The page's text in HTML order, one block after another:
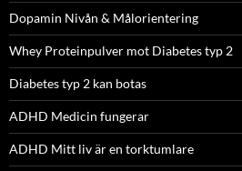
Dopamin Nivån & Målorientering
Whey Proteinpulver mot Diabetes typ 2
Diabetes typ 2 kan botas
ADHD Medicin fungerar
ADHD Mitt liv är en torktumlare